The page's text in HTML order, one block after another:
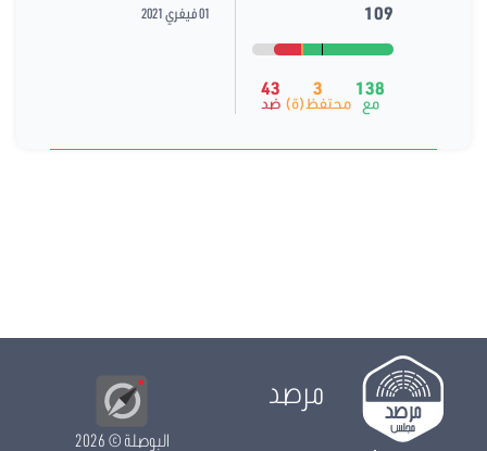
109
138
مع
3
محتفظ(ة)
43
ضد
01 فيفري 2021
مرصد
البوصلة© 2026